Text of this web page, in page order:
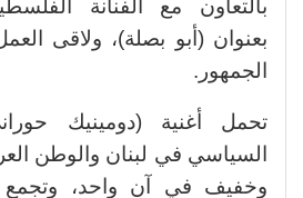
بالتعاون مع الفنانة
بعنوان (أبو بصلة)، ولاقى
الجمهور.
تحمل أغنية (دومينيك
السياسي في لبنان والوطن
وخفيف في آنٍ واحد، وتجمع